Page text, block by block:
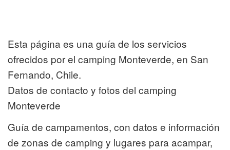
Esta página es una guía de los servicios
ofrecidos por el camping Monteverde, en San
Fernando, Chile.
Datos de contacto y fotos del camping
Monteverde
Guía de campamentos, con datos e información
de zonas de camping y lugares para acampar,